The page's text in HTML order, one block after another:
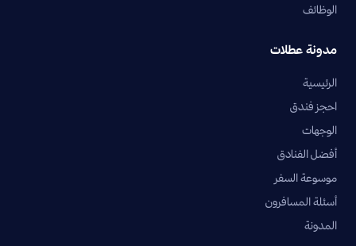
الوظائف
مدونة عطلات
الرئيسية
احجز فندق
الوجهات
أفضل الفنادق
موسوعة السفر
أسئلة المسافرون
المدونة